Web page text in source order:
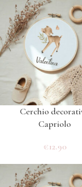
Cerchio
Capriolo
€12.90